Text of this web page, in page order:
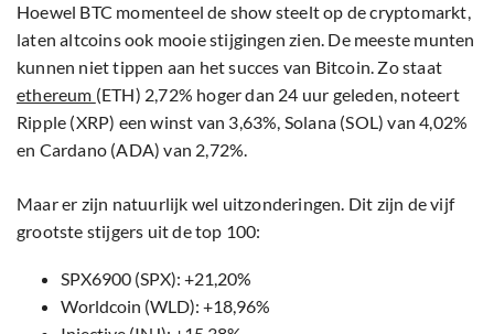
Hoewel BTC momenteel de show steelt op de cryptomarkt,
laten altcoins ook mooie stijgingen zien. De meeste munten
kunnen niet tippen aan het succes van Bitcoin. Zo staat
ethereum (ETH) 2,72% hoger dan 24 uur geleden, noteert
Ripple (XRP) een winst van 3,63%, Solana (SOL) van 4,02%
en Cardano (ADA) van 2,72%.
Maar er zijn natuurlijk wel uitzonderingen. Dit zijn de vijf
grootste stijgers uit de top 100:
SPX6900 (SPX): +21,20%
Worldcoin (WLD): +18,96%